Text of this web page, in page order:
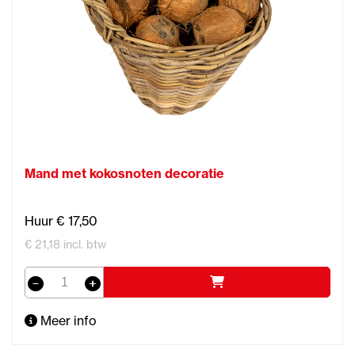
Mand met kokosnoten decoratie
Huur € 17,50
€ 21,18 incl. btw
Meer info